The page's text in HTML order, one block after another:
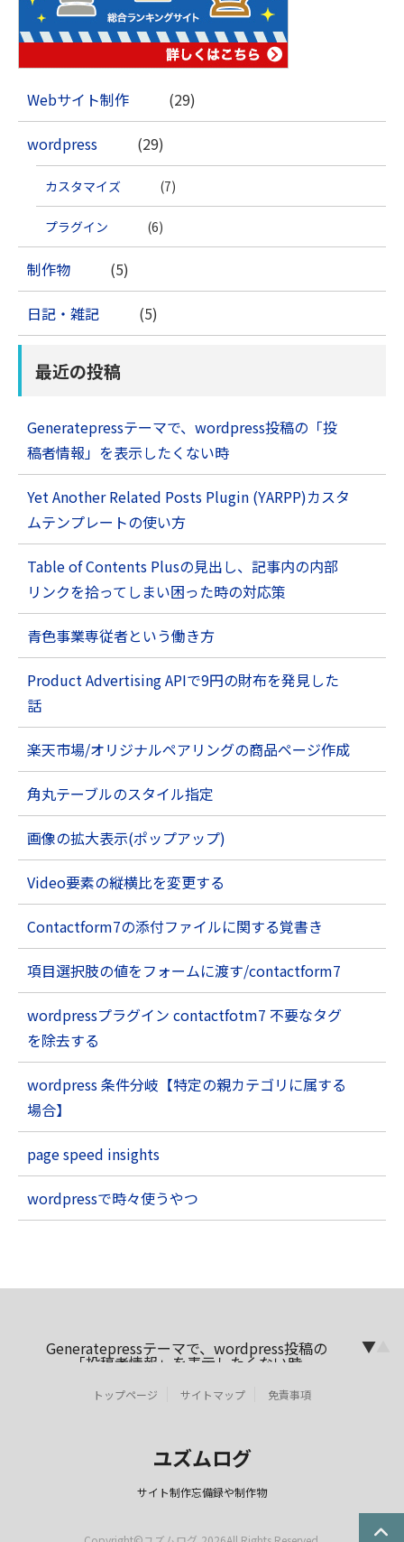
Webサイト制作 (29)
wordpress (29)
カスタマイズ (7)
プラグイン (6)
制作物 (5)
日記・雑記 (5)
最近の投稿
Generatepressテーマで、wordpress投稿の「投
稿者情報」を表示したくない時
Yet Another Related Posts Plugin (YARPP)カスタ
ムテンプレートの使い方
Table of Contents Plusの見出し、記事内の内部
リンクを拾ってしまい困った時の対応策
青色事業専従者という働き方
Product Advertising APIで9円の財布を発見した
話
楽天市場/オリジナルペアリングの商品ページ作成
角丸テーブルのスタイル指定
画像の拡大表示(ポップアップ)
Video要素の縦横比を変更する
Contactform7の添付ファイルに関する覚書き
項目選択肢の値をフォームに渡す/contactform7
wordpressプラグイン contactfotm7 不要なタグ
を除去する
wordpress 条件分岐【特定の親カテゴリに属する
場合】
page speed insights
wordpressで時々使うやつ
▼
Generatepressテーマで、wordpress投稿の
「投稿者情報」を表示したくない時
カスタムテンプレートの使い方
Table of Contents Plusの見出し、記事内の
き
項目選択肢の値をフォームに渡
wordpressプラグイン contactfotm7 不要な
トップページ サイトマップ 免責事項
ユズムログ
サイト制作忘備録や制作物